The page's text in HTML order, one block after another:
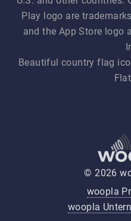
Play logo are
and the App Store logo
Beautiful country flag
© 2026
woopla
woopla